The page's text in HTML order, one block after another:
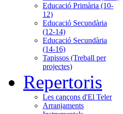
Educació Primària (10-
12)
Educació Secundària
(12-14)
Educació Secundària
(14-16)
Tapissos (Treball per
projectes)
Repertoris
Les cançons d'El Teler
Arranjaments